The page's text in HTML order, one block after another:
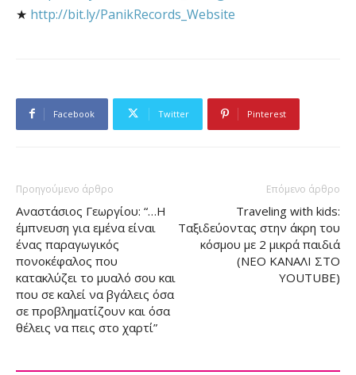
★ http://bit.ly/PanikRecords_Website
Facebook Twitter Pinterest
Προηγούμενο άρθρο
Αναστάσιος Γεωργίου: “…Η
έμπνευση για εμένα είναι
ένας παραγωγικός
πονοκέφαλος που
κατακλύζει το μυαλό σου και
που σε καλεί να βγάλεις όσα
σε προβληματίζουν και όσα
θέλεις να πεις στο χαρτί”
Επόμενο άρθρο
Traveling with kids:
Ταξιδεύοντας στην άκρη του
κόσμου με 2 μικρά παιδιά
(ΝΕΟ ΚΑΝΑΛΙ ΣΤΟ
YOUTUBE)